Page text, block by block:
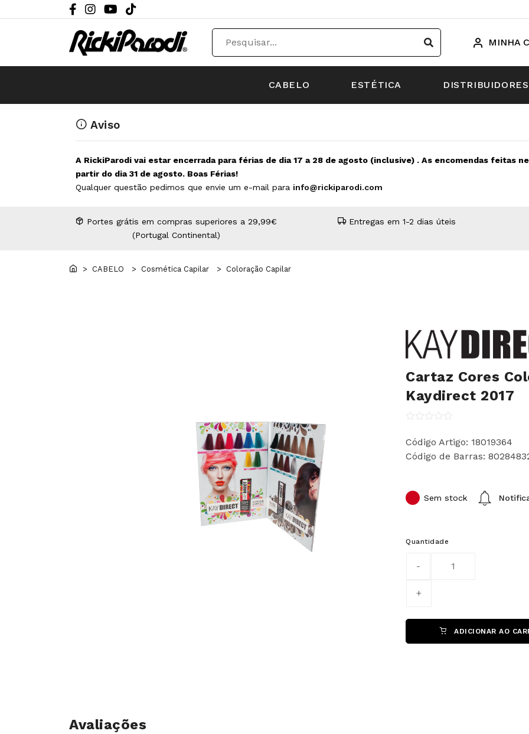
MINHA
CABELO ESTÉTICA DISTRIBUIDORES
Aviso
A RickiParodi vai estar encerrada para férias de dia 17 a 28 de agosto (inclusive) . As encomendas feitas
partir do dia 31 de agosto. Boas Férias!
Qualquer questão pedimos que envie um e-mail para info@rickiparodi.com
Portes grátis em compras superiores a 29,99€
(Portugal Continental)
Entregas em 1-2 dias úteis
> CABELO > Cosmética Capilar > Coloração Capilar
Cartaz Cores
Kaydirect 2017
Código Artigo: 18019364
Código de Barras:
Sem stock
Quantidade
ADICIONAR AO
Avaliações